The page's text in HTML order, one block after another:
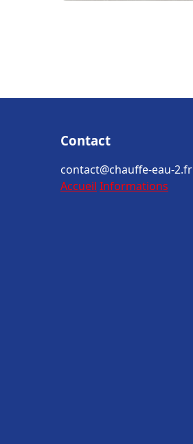
Contact
contact@chauffe-eau-2.fr
Accueil Informations